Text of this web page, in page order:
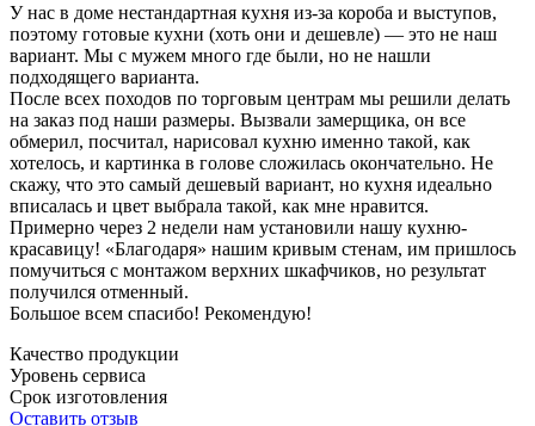
У нас в доме нестандартная кухня из-за короба и выступов,
поэтому готовые кухни (хоть они и дешевле) — это не наш
вариант. Мы с мужем много где были, но не нашли
подходящего варианта.
После всех походов по торговым центрам мы решили делать
на заказ под наши размеры. Вызвали замерщика, он все
обмерил, посчитал, нарисовал кухню именно такой, как
хотелось, и картинка в голове сложилась окончательно. Не
скажу, что это самый дешевый вариант, но кухня идеально
вписалась и цвет выбрала такой, как мне нравится.
Примерно через 2 недели нам установили нашу кухню-
красавицу! «Благодаря» нашим кривым стенам, им пришлось
помучиться с монтажом верхних шкафчиков, но результат
получился отменный.
Большое всем спасибо! Рекомендую!
Качество продукции
Уровень сервиса
Срок изготовления
Оставить отзыв